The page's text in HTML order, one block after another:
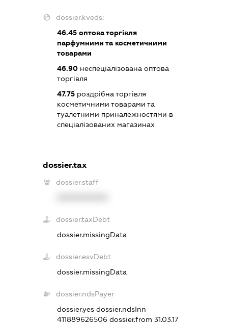
dossier.kveds:
46.45оптова торгівля
парфумними та косметичними
товарами
46.90неспеціалізована оптова
торгівля
47.75роздрібна торгівля
косметичними товарами та
туалетними приналежностями в
спеціалізованих магазинах
dossier.tax
dossier.staff
dossier.taxDebt
dossier.missingData
dossier.esvDebt
dossier.missingData
dossier.ndsPayer
dossier.yes dossier.ndsInn
411889626506 dossier.from 31.03.17